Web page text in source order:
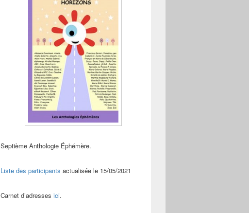
Septième Anthologie Éphémère.
Liste des participants actualisée le 15/05/2021
Carnet d’adresses ici.